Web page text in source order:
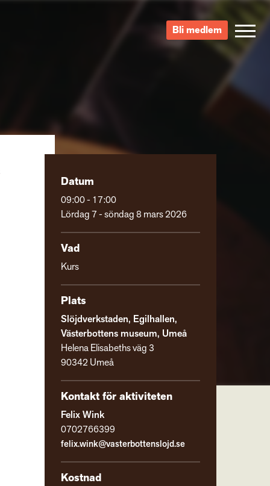
Bli medlem
Datum
09:00 - 17:00
Lördag 7 - söndag 8 mars 2026
Vad
Kurs
Plats
Slöjdverkstaden, Egilhallen,
Västerbottens museum, Umeå
Helena Elisabeths väg 3
90342 Umeå
Kontakt för aktiviteten
Felix Wink
0702766399
felix.wink@vasterbottenslojd.se
Kostnad